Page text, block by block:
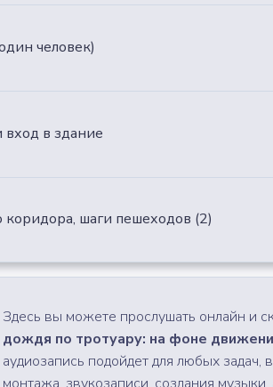
человек)
вход в здание
коридора, шаги пешеходов (2)
Здесь вы можете прослушать онлайн и
дождя по тротуару: на фоне
аудиозапись подойдет для любых задач,